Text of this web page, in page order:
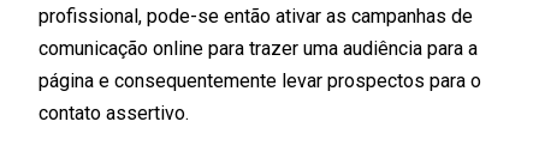
profissional, pode-se então ativar as campanhas de
comunicação online para trazer uma audiência para a
página e consequentemente levar prospectos para o
contato assertivo.